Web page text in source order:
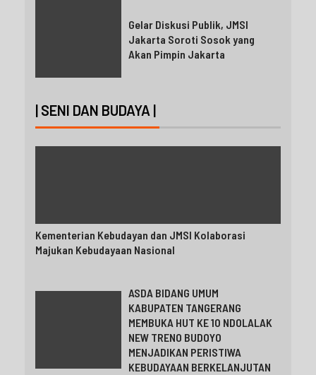
Gelar Diskusi Publik, JMSI
Jakarta Soroti Sosok yang
Akan Pimpin Jakarta
| SENI DAN BUDAYA |
Kementerian Kebudayan dan JMSI Kolaborasi
Majukan Kebudayaan Nasional
ASDA BIDANG UMUM
KABUPATEN TANGERANG
MEMBUKA HUT KE 10 NDOLALAK
NEW TRENO BUDOYO
MENJADIKAN PERISTIWA
KEBUDAYAAN BERKELANJUTAN